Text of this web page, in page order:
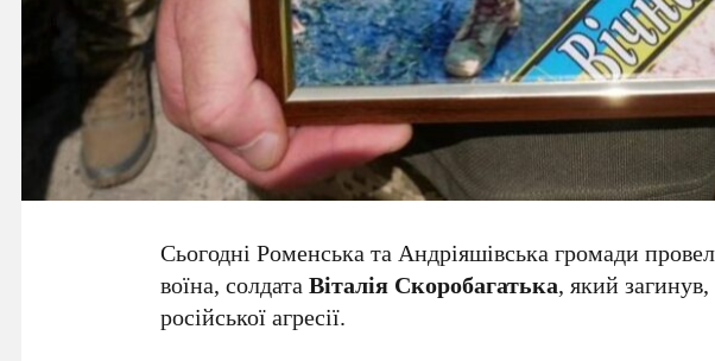
Сьогодні Роменська та Андріяшівська громади
воїна, солдатаВіталія Скоробагатька, який
російської агресії.